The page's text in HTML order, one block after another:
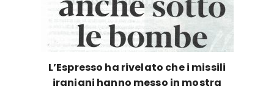
L’Espresso ha rivelato che i missili
iraniani hanno messo in mostra